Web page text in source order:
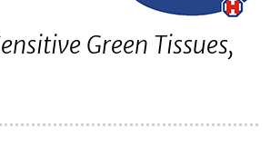
Green Tissues,